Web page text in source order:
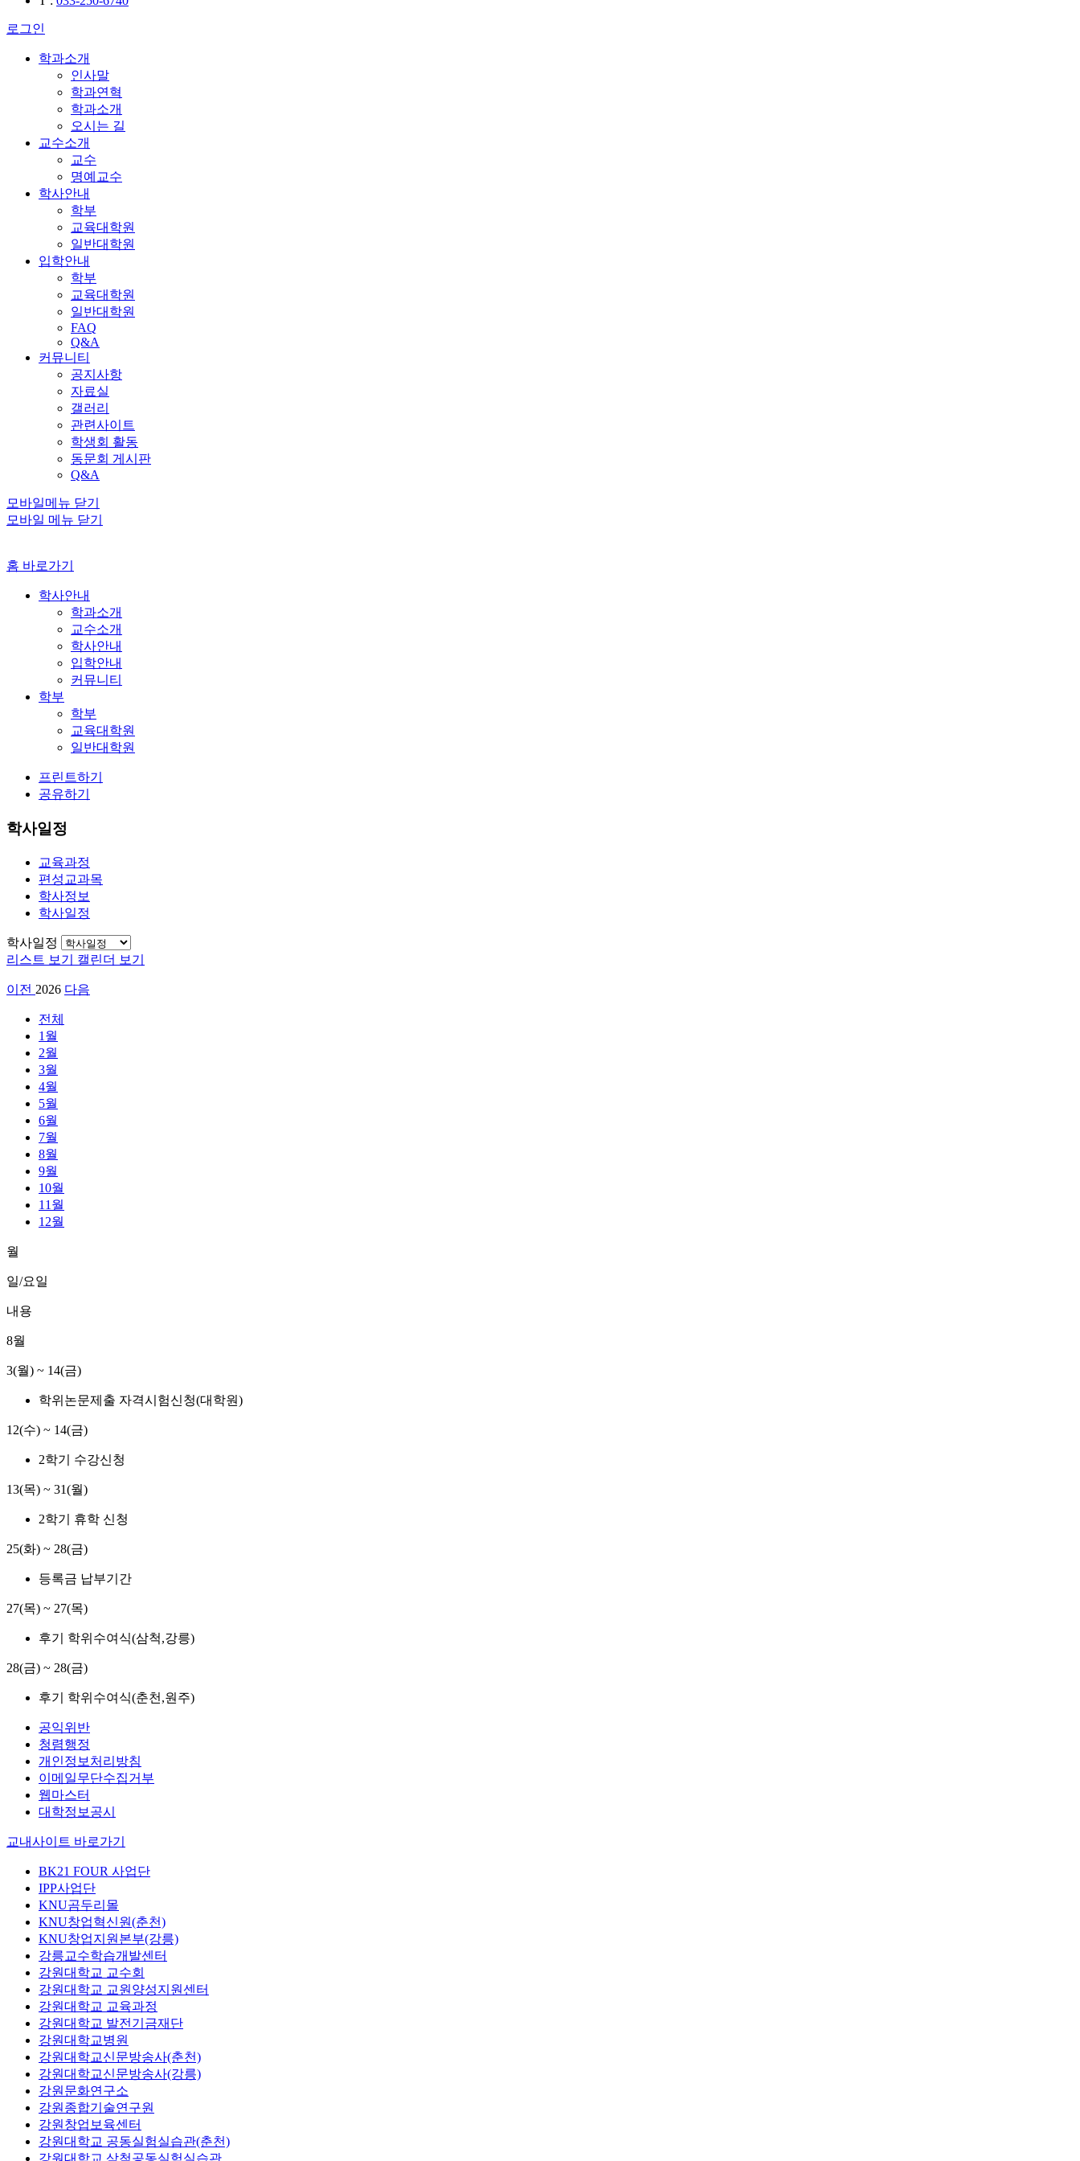
로그인
학과소개
인사말
학과연혁
학과소개
오시는 길
교수소개
교수
명예교수
학사안내
학부
교육대학원
일반대학원
입학안내
학부
교육대학원
일반대학원
FAQ
Q&A
커뮤니티
공지사항
자료실
갤러리
관련사이트
학생회 활동
동문회 게시판
Q&A
모바일메뉴 닫기
모바일 메뉴 닫기
홈 바로가기
학사안내
학과소개
교수소개
학사안내
입학안내
커뮤니티
학부
학부
교육대학원
일반대학원
프린트하기
공유하기
학사일정
교육과정
편성교과목
학사정보
학사일정
학사일정
리스트 보기
캘린더 보기
이전 2026 다음
전체
1월
2월
3월
4월
5월
6월
7월
8월
9월
10월
11월
12월
월
일/요일
내용
8월
3(월) ~ 14(금)
학위논문제출 자격시험신청(대학원)
12(수) ~ 14(금)
2학기 수강신청
13(목) ~ 31(월)
2학기 휴학 신청
25(화) ~ 28(금)
등록금 납부기간
27(목) ~ 27(목)
후기 학위수여식(삼척,강릉)
28(금) ~ 28(금)
후기 학위수여식(춘천,원주)
공익위반
청렴행정
개인정보처리방침
이메일무단수집거부
웹마스터
대학정보공시
교내사이트 바로가기
BK21 FOUR 사업단
IPP사업단
KNU곰두리몰
KNU창업혁신원(춘천)
KNU창업지원본부(강릉)
강릉교수학습개발센터
강원대학교 교수회
강원대학교 교원양성지원센터
강원대학교 교육과정
강원대학교 발전기금재단
강원대학교병원
강원대학교신문방송사(춘천)
강원대학교신문방송사(강릉)
강원문화연구소
강원종합기술연구원
강원창업보육센터
강원대학교 공동실험실습관(춘천)
강원대학교 삼척공동실험실습관